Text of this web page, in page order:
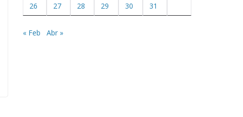
26 27 28 29 30 31
« Feb Abr »